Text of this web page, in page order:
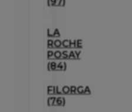
LA
ROCHE
POSAY
(84)
FILORGA
(76)